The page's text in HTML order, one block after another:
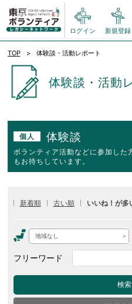
ログイン 新規登録
TOP 体験談・活動レポート
体験談・活動
個人 体験談
ボランティア活動などに参加した
もお待ちしています。
新着順 古い順 いいね！が多
地域なし
フリーワード
検